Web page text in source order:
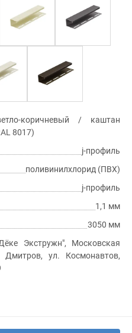
коричневый / каштан
8017)
j-профиль
поливинилхлорид (ПВХ)
j-профиль
1,1 мм
3050 мм
Экстружн", Московская
Дмитров, ул. Космонавтов,